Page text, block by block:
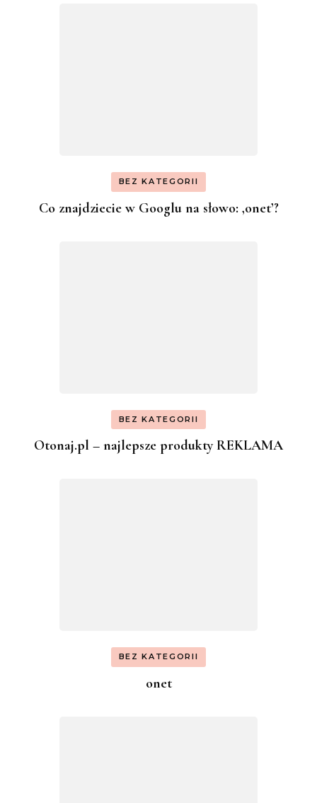
BEZ KATEGORII
Co znajdziecie w Googlu na słowo: ‚onet’?
BEZ KATEGORII
Otonaj.pl – najlepsze produkty REKLAMA
BEZ KATEGORII
onet